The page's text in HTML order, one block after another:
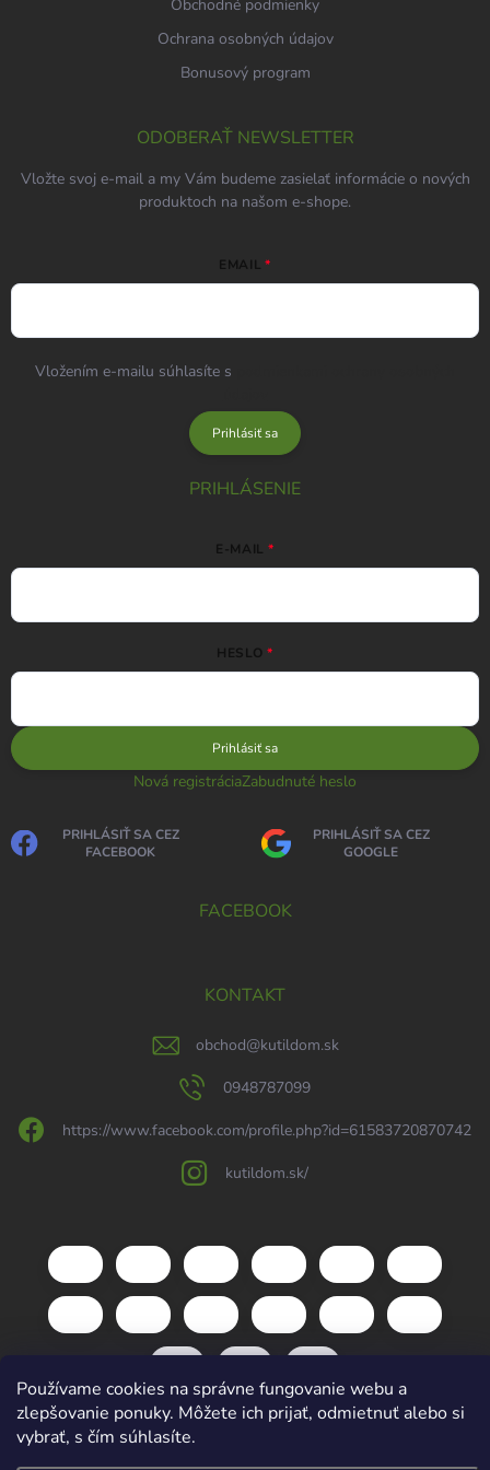
Používame cookies na správne fungovanie webu a
zlepšovanie ponuky. Môžete ich prijať, odmietnuť alebo si
vybrať, s čím súhlasíte.
Obchodné podmienky
Ochrana osobných údajov
Bonusový program
ODOBERAŤ NEWSLETTER
Vložte svoj e-mail a my Vám budeme zasielať informácie o nových
produktoch na našom e-shope.
EMAIL
Vložením e-mailu súhlasíte s
Prihlásiť sa
PRIHLÁSENIE
E-MAIL
HESLO
Prihlásiť sa
Nová registráciaZabudnuté heslo
PRIHLÁSIŤ SA CEZ
FACEBOOK
PRIHLÁSIŤ SA CEZ
GOOGLE
FACEBOOK
KONTAKT
obchod@kutildom.sk
0948787099
https://www.facebook.com/profile.php?id=61583720870742
kutildom.sk/
Copyright 2026kutildom.sk